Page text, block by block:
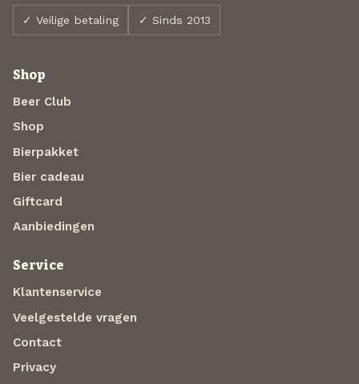
✓ Veilige betaling ✓ Sinds 2013
Shop
Beer Club
Shop
Bierpakket
Bier cadeau
Giftcard
Aanbiedingen
Service
Klantenservice
Veelgestelde vragen
Contact
Privacy